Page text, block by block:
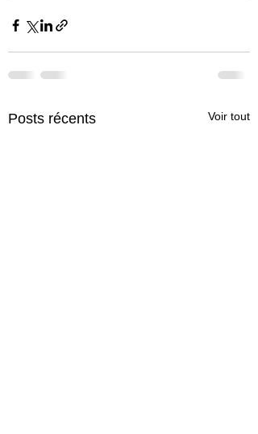
Posts récents Voir tout